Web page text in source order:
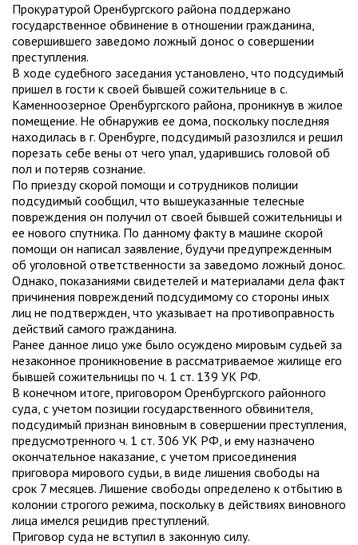
Прокуратурой Оренбургского района поддержано
государственное обвинение в отношении гражданина,
совершившего заведомо ложный донос о совершении
преступления.
В ходе судебного заседания установлено, что подсудимый
пришел в гости к своей бывшей сожительнице в с.
Каменноозерное Оренбургского района, проникнув в жилое
помещение. Не обнаружив ее дома, поскольку последняя
находилась в г. Оренбурге, подсудимый разозлился и решил
порезать себе вены от чего упал, ударившись головой об
пол и потеряв сознание.
По приезду скорой помощи и сотрудников полиции
подсудимый сообщил, что вышеуказанные телесные
повреждения он получил от своей бывшей сожительницы и
ее нового спутника. По данному факту в машине скорой
помощи он написал заявление, будучи предупрежденным
об уголовной ответственности за заведомо ложный донос.
Однако, показаниями свидетелей и материалами дела факт
причинения повреждений подсудимому со стороны иных
лиц не подтвержден, что указывает на противоправность
действий самого гражданина.
Ранее данное лицо уже было осуждено мировым судьей за
незаконное проникновение в рассматриваемое жилище его
бывшей сожительницы по ч. 1 ст. 139 УК РФ.
В конечном итоге, приговором Оренбургского районного
суда, с учетом позиции государственного обвинителя,
подсудимый признан виновным в совершении преступления,
предусмотренного ч. 1 ст. 306 УК РФ, и ему назначено
окончательное наказание, с учетом присоединения
приговора мирового судьи, в виде лишения свободы на
срок 7 месяцев. Лишение свободы определено к отбытию в
колонии строгого режима, поскольку в действиях виновного
лица имелся рецидив преступлений.
Приговор суда не вступил в законную силу.